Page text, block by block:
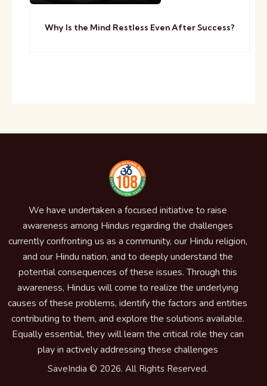
Why Is the Mind Restless Even After Success?
We have undertaken a focused initiative to raise
awareness among Hindus regarding the challenges
currently confronting us as a community, our Hindu religion,
and our Hindu nation, and to deeply understand the
potential consequences of these issues. Through this
awareness, Hindus will come to realize the underlying
causes of these problems, identify the factors and entities
contributing to them, and explore the solutions available.
Equally essential, they will learn the critical role they can
play in actively addressing these challenges
SaveIndia © 2026. All Rights Reserved.